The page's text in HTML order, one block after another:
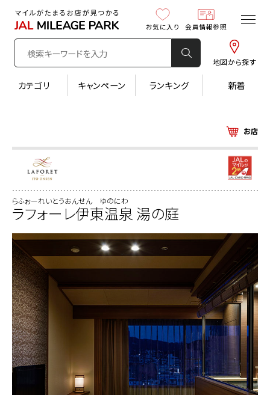
地図から探す
お気に入り 会員情報参照
カテゴリ キャンペーン ランキング 新着
お店
らふぉーれいとうおんせん ゆのにわ
ラフォーレ伊東温泉 湯の庭